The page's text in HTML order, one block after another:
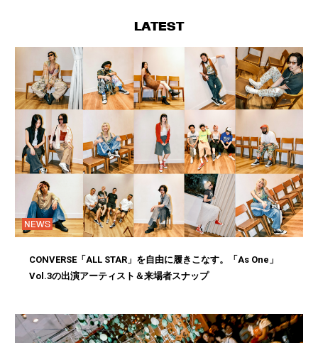
LATEST
NEWS
CONVERSE「ALL STAR」を自由に履きこなす。「As One」
Vol.3の出演アーティスト＆来場者スナップ